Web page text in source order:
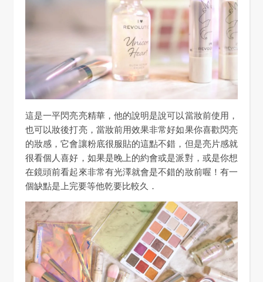
這是一平閃亮亮精華，他的說明是說可以當妝前使用，
也可以妝後打亮，當妝前用效果非常好如果你喜歡閃亮
的妝感，它會讓粉底很服貼的這點不錯，但是亮片感就
很看個人喜好，如果是晚上的約會或是派對，或是你想
在鏡頭前看起來非常有光澤就會是不錯的妝前喔！有一
個缺點是上完要等他乾要比較久．